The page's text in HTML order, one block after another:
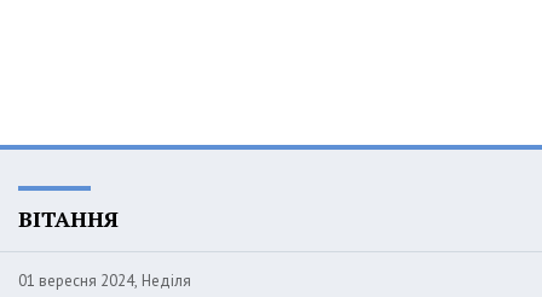
ВІТАННЯ
01 вересня 2024, Неділя